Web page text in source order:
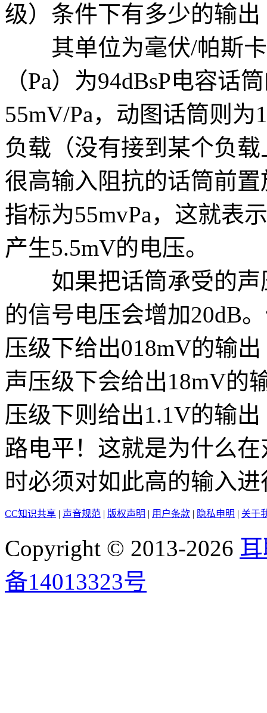
级）条件下有多少的输
其单位为毫伏/帕斯卡
（Pa）为94dBsP电容
55mV/Pa，动图话筒则
负载（没有接到某个负
很高输入阻抗的话筒前
指标为55mvPa，这就表
产生5.5mV的电压。
如果把话筒承受的声
的信号电压会增加20dB
压级下给出018mV的输
声压级下会给出18mV的
压级下则给出1.1V的输
路电平！这就是为什么
时必须对如此高的输入
CC知识共享 | 声音规范 | 版权声明 | 用户条款 | 隐私申明 | 关于
Copyright © 2013-2026
备14013323号